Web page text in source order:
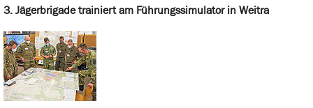
3. Jägerbrigade trainiert am Führungssimulator in Weitra